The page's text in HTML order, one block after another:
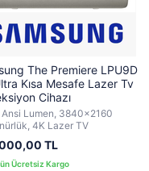
The Premiere LPU9D
Kısa Mesafe Lazer Tv
Cihazı
Lumen, 3840x2160
4K Lazer TV
TL